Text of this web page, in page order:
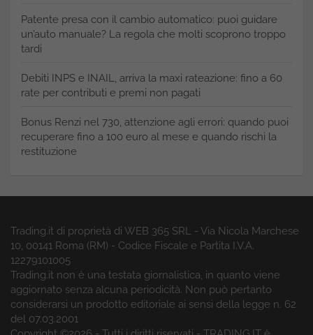
Patente presa con il cambio automatico: puoi guidare
un’auto manuale? La regola che molti scoprono troppo
tardi
Debiti INPS e INAIL, arriva la maxi rateazione: fino a 60
rate per contributi e premi non pagati
Bonus Renzi nel 730, attenzione agli errori: quando puoi
recuperare fino a 100 euro al mese e quando rischi la
restituzione
Trading.it di proprietà di WEB 365 SRL - Via Nicola Marchese
10, 00141 Roma (RM) - Codice Fiscale e Partita I.V.A.
12279101005
Trading.it non è una testata giornalistica, in quanto viene
aggiornato senza alcuna periodicità. Non può pertanto
considerarsi un prodotto editoriale ai sensi della legge n. 62
del 07.03.2001